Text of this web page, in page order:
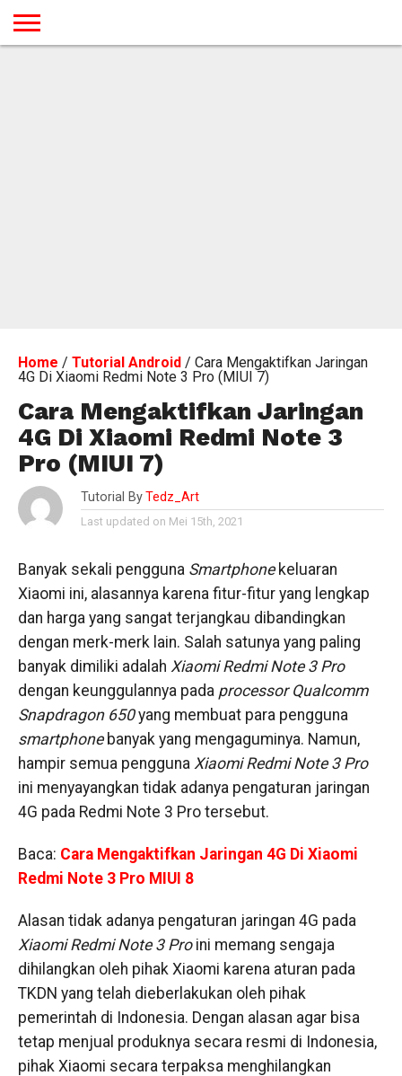
Home / Tutorial Android/ Cara Mengaktifkan Jaringan
4G Di Xiaomi Redmi Note 3 Pro (MIUI 7)
Cara Mengaktifkan Jaringan
4G Di Xiaomi Redmi Note 3
Pro (MIUI 7)
Tutorial By Tedz_Art
Last updated on Mei 15th, 2021
Banyak sekali pengguna Smartphonekeluaran
Xiaomi ini, alasannya karena fitur-fitur yang lengkap
dan harga yang sangat terjangkau dibandingkan
dengan merk-merk lain. Salah satunya yang paling
banyak dimiliki adalah Xiaomi Redmi Note 3 Pro
dengan keunggulannya pada processor Qualcomm
Snapdragon 650yang membuat para pengguna
smartphonebanyak yang mengaguminya. Namun,
hampir semua pengguna Xiaomi Redmi Note 3 Pro
ini menyayangkan tidak adanya pengaturan jaringan
4G pada Redmi Note 3 Pro tersebut.
Baca: Cara Mengaktifkan Jaringan 4G Di Xiaomi
Redmi Note 3 Pro MIUI 8
Alasan tidak adanya pengaturan jaringan 4G pada
Xiaomi Redmi Note 3 Pro ini memang sengaja
dihilangkan oleh pihak Xiaomi karena aturan pada
TKDN yang telah dieberlakukan oleh pihak
pemerintah di Indonesia. Dengan alasan agar bisa
tetap menjual produknya secara resmi di Indonesia,
pihak Xiaomi secara terpaksa menghilangkan